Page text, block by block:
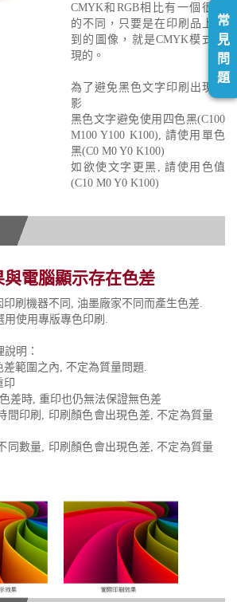
CMYK和RGB相比有一個很大
的不同，只要是在印刷品上看
到的圖像，就是CMYK模式表
現的。
為了避免黑色文字印刷出現重
影
黑色文字避免使用四色黑(C100
M100 Y100 K100), 請使用單色
黑(C0 M0 Y0 K100)
如欲使文字更黑, 請使用色值
(C10 M0 Y0 K100)
電腦顯示存在色差
刷機器不同, 油墨廠家不同而產生色差.
使用專版專色印刷.
明：
差範圍之內, 不定為質量問題.
印
差時, 重印也仍無法保證無色差
間印刷, 印刷顏色會出現色差, 不定為質量
同數量, 印刷顏色會出現色差, 不定為質量
常
見
問
題